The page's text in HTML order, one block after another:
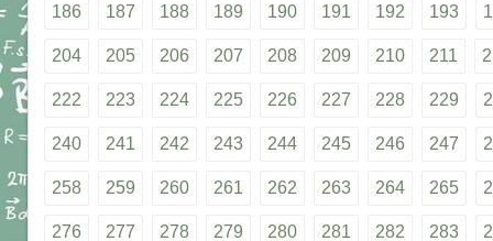
186 187 188 189 190 191 192 193
204 205 206 207 208 209 210 211
222 223 224 225 226 227 228 229
240 241 242 243 244 245 246 247
258 259 260 261 262 263 264 265
276 277 278 279 280 281 282 283